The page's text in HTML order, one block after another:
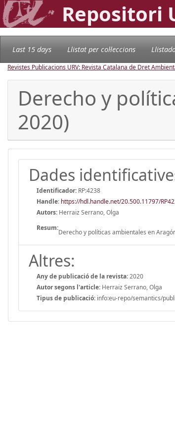
Repositori
Last 15 days Llistat per col·leccions
Revistes Publicacions URV: Revista Catalana de Dret
Derecho y
2020)
Dades
Identificador: RP:4238
Handle: https://hdl.handle.net/20.500.11797/
Autors: Herraiz Serrano, Olga
Resum:
Derecho y políticas ambientales en
Altres:
Any de publicació de la revista:2020
Autor segons l'article: Herraiz Serrano, Olga
Tipus de publicació: info:eu-repo/semantics/